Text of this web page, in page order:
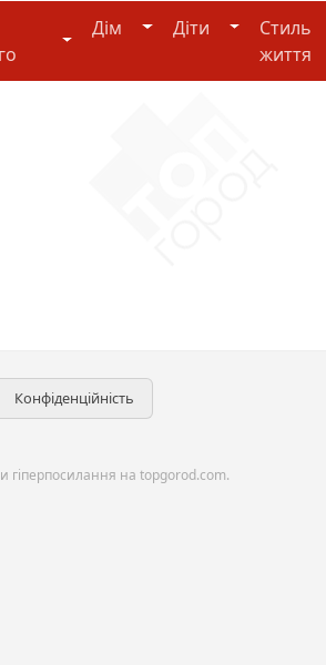
Для нього
Дім Дім Діти ДітиСтиль
життя
Конфіденційність
гіперпосилання на topgorod.com.